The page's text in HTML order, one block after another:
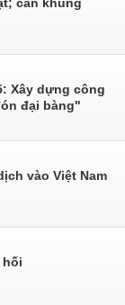
Xây dựng công
đại bàng"
vào Việt Nam
hối